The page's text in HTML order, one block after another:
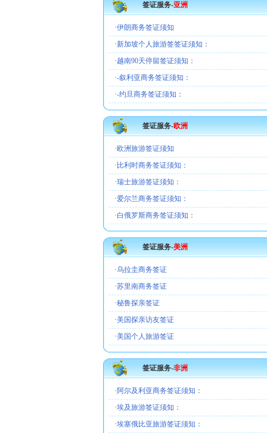
签证服务-亚洲
·伊朗商务签证须知
·新加坡个人旅游签签证须知：
·越南90天停留签证须知：
·-叙利亚商务签证须知：
·-约旦商务签证须知：
签证服务-欧洲
·欧洲旅游签证须知
· 比利时商务签证须知：
·瑞士旅游签证须知：
·爱尔兰商务签证须知：
·白俄罗斯商务签证须知：
签证服务-美洲
·乌拉圭商务签证
·苏里南商务签证
·秘鲁探亲签证
·美国探亲访友签证
·美国个人旅游签证
签证服务-非洲
·阿尔及利亚商务签证须知：
·埃及旅游签证须知：
·埃塞俄比亚旅游签证须知：